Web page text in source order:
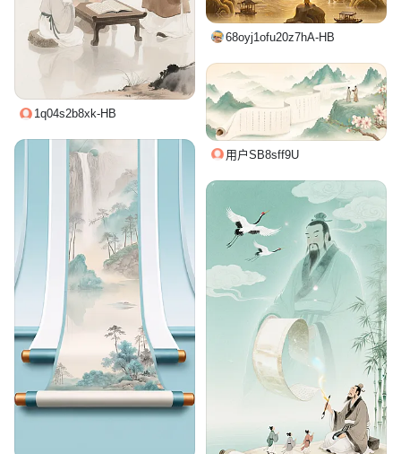
1q04s2b8xk-HB
68oyj1ofu20z7hA-HB
用户SB8sff9U